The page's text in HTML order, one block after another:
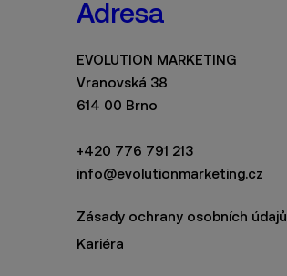
Adresa
EVOLUTION MARKETING
Vranovská 38
614 00 Brno
+420 776 791 213
info@evolutionmarketing.cz
Zásady ochrany osobních údajů
Kariéra